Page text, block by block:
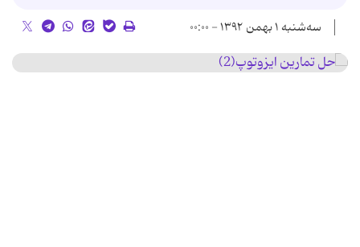
سه‌شنبه ۱ بهمن ۱۳۹۲ - ۰۰:۰۰